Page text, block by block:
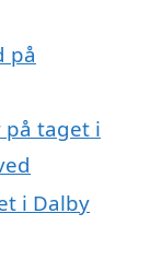
på
på taget i
i Dalby